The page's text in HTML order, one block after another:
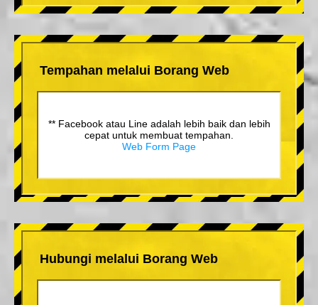
Tempahan melalui Borang Web
** Facebook atau Line adalah lebih baik dan lebih
cepat untuk membuat tempahan.
Web Form Page
Hubungi melalui Borang Web